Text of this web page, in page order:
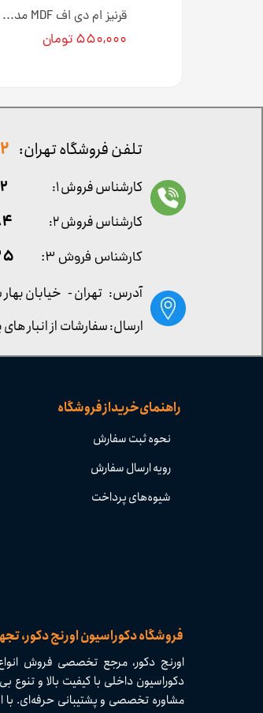
قرنیز ام دی اف MDF مدل مدرن کد 105 [انبار تهران]
۵۵۰,۰۰۰ تومان
​​فروشگاه دکوراسیون اورنج دکور،
راهنمای خرید از فروشگاه
نحوه ثبت سفارش
رویه ارسال سفارش
شیوه‌های پرداخت
اورنج دکور، مرجع تخصصی فروش
مشاوره تخصصی و پشتیبانی حرفه‌ای. با
کارشناس فروش ۳:
آدرس: تهران - خیابان
تلفن فروشگاه تهران:
کارشناس فروش ۱:
کارشناس فروش ۲:
ارسال: سفارشات از انبار